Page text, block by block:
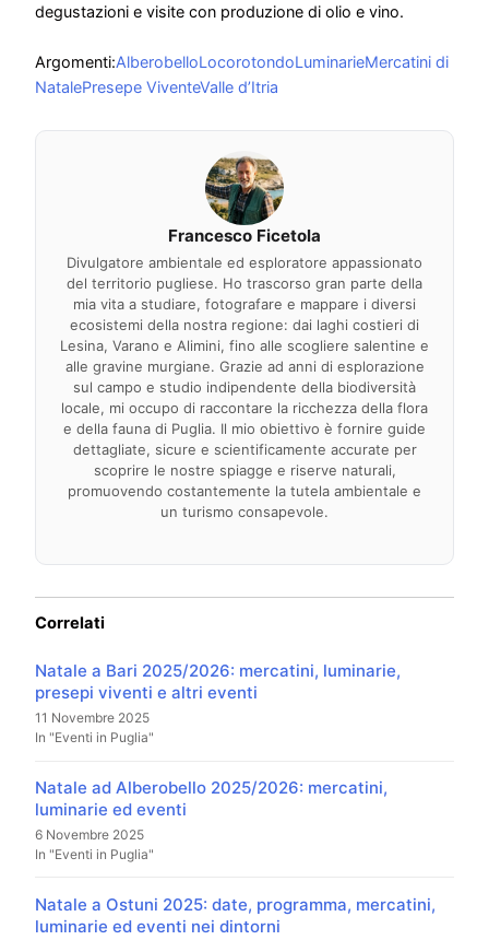
degustazioni e visite con produzione di olio e vino.
Argomenti:AlberobelloLocorotondoLuminarieMercatini di
NatalePresepe ViventeValle d’Itria
Francesco Ficetola
Divulgatore ambientale ed esploratore appassionato
del territorio pugliese. Ho trascorso gran parte della
mia vita a studiare, fotografare e mappare i diversi
ecosistemi della nostra regione: dai laghi costieri di
Lesina, Varano e Alimini, fino alle scogliere salentine e
alle gravine murgiane. Grazie ad anni di esplorazione
sul campo e studio indipendente della biodiversità
locale, mi occupo di raccontare la ricchezza della flora
e della fauna di Puglia. Il mio obiettivo è fornire guide
dettagliate, sicure e scientificamente accurate per
scoprire le nostre spiagge e riserve naturali,
promuovendo costantemente la tutela ambientale e
un turismo consapevole.
Correlati
Natale a Bari 2025/2026: mercatini, luminarie,
presepi viventi e altri eventi
11 Novembre 2025
In "Eventi in Puglia"
Natale ad Alberobello 2025/2026: mercatini,
luminarie ed eventi
6 Novembre 2025
In "Eventi in Puglia"
Natale a Ostuni 2025: date, programma, mercatini,
luminarie ed eventi nei dintorni